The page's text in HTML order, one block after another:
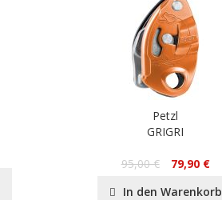
Petzl
GRIGRI
95,00 €
79,90 €
In den Warenkorb